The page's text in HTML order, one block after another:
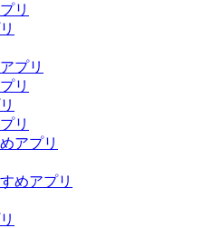
リ
プリ
リ
リ
アプリ
めアプリ